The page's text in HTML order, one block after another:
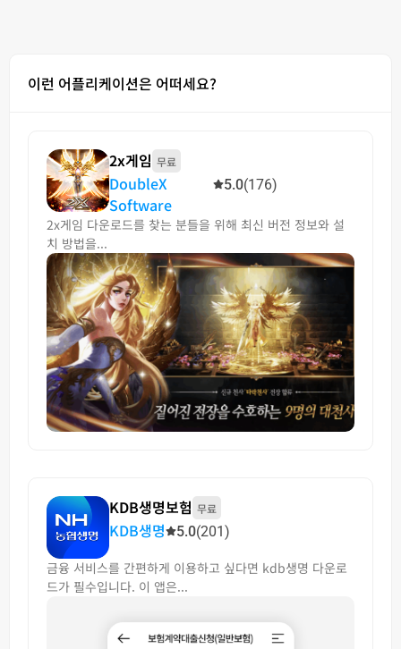
이런 어플리케이션은 어떠세요?
2x게임 무료
DoubleX
Software
5.0(176)
2x게임 다운로드를 찾는 분들을 위해 최신 버전 정보와 설
치 방법을...
KDB생명보험 무료
KDB생명 5.0(201)
금융 서비스를 간편하게 이용하고 싶다면 kdb생명 다운로
드가 필수입니다. 이 앱은...